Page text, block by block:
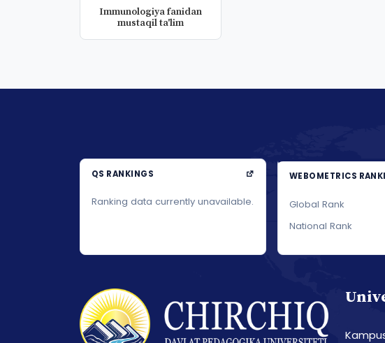
Immunologiya fanidan
mustaqil ta'lim
QS RANKINGS
Ranking data currently unavailable.
WEBOMETRICS
Global Rank
National Rank